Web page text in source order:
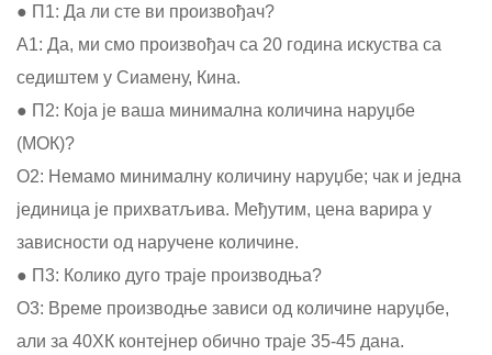
● П1: Да ли сте ви произвођач?
А1: Да, ми смо произвођач са 20 година искуства са
седиштем у Сиамену, Кина.
● П2: Која је ваша минимална количина наруџбе
(МОК)?
О2: Немамо минималну количину наруџбе; чак и једна
јединица је прихватљива. Међутим, цена варира у
зависности од наручене количине.
● П3: Колико дуго траје производња?
О3: Време производње зависи од количине наруџбе,
али за 40ХК контејнер обично траје 35-45 дана.